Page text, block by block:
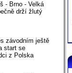
- Brno - Velká
drží žlutý
závodním ještě
start se
z Polska